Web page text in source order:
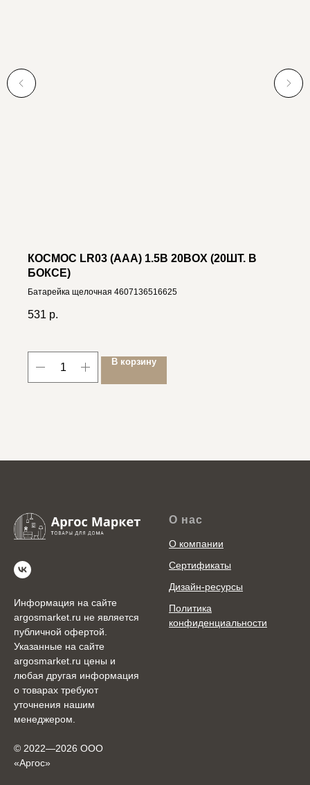
КОСМОС LR03 (AAA) 1.5В 20BOX (20ШТ. В
БОКСЕ)
Батарейка щелочная 4607136516625
531 р.
В корзину
Информация на сайте
argosmarket.ru не является
публичной офертой.
Указанные на сайте
argosmarket.ru цены и
любая другая информация
о товарах требуют
уточнения нашим
менеджером.
© 2022—2026 ООО
«Аргоc»
О нас
О компании
Сертификаты
Дизайн-ресурсы
Политика
конфиденциальности